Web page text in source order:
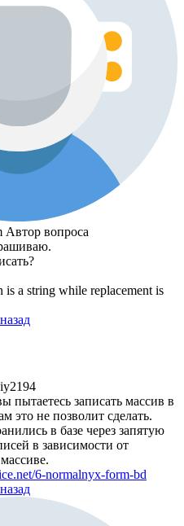
Автор вопроса
is a string while replacement is
пытаетесь записать массив в
это не позволит сделать.
в базе через запятую
в зависимости от
6-normalnyx-form-bd